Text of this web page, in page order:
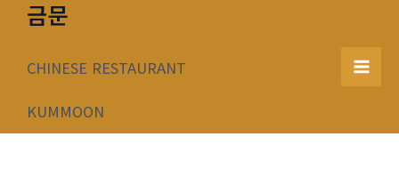
너
금문
CHINESE RESTAURANT
KUMMOON
Main